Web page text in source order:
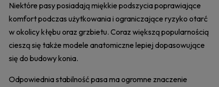
Niektóre pasy posiadają miękkie podszycia poprawiające
komfort podczas użytkowania i ograniczające ryzyko otarć
w okolicy kłębu oraz grzbietu. Coraz większą popularnością
cieszą się także modele anatomiczne lepiej dopasowujące
się do budowy konia.
Odpowiednia stabilność pasa ma ogromne znaczenie